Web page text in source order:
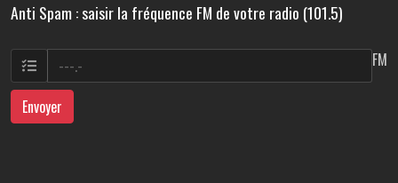
Anti Spam : saisir la fréquence FM de votre radio (101.5)
FM
Envoyer